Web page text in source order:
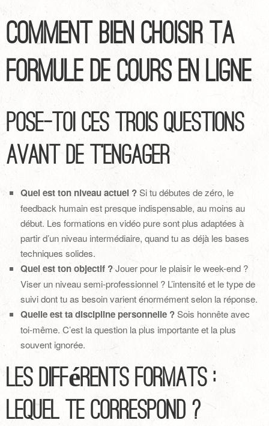
Comment bien choisir ta
formule de cours en ligne
Pose-toi ces trois questions
avant de t’engager
Quel est ton niveau actuel ?Si tu débutes de zéro, le
feedback humain est presque indispensable, au moins au
début. Les formations en vidéo pure sont plus adaptées à
partir d’un niveau intermédiaire, quand tu as déjà les bases
techniques solides.
Quel est ton objectif ?Jouer pour le plaisir le week-end ?
Viser un niveau semi-professionnel ? L’intensité et le type de
suivi dont tu as besoin varient énormément selon la réponse.
Quelle est ta discipline personnelle ?Sois honnête avec
toi-même. C’est la question la plus importante et la plus
souvent ignorée.
Les différents formats :
lequel te correspond ?